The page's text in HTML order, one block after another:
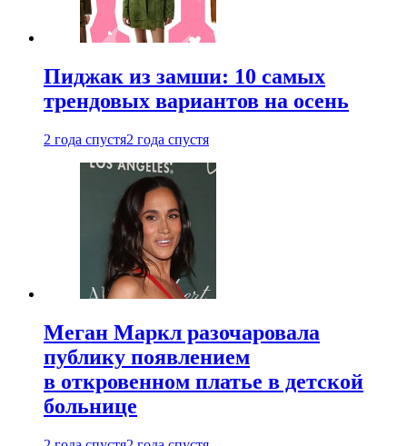
Пиджак из замши: 10 самых
трендовых вариантов на осень
2 года спустя2 года спустя
Меган Маркл разочаровала
публику появлением
в откровенном платье в детской
больнице